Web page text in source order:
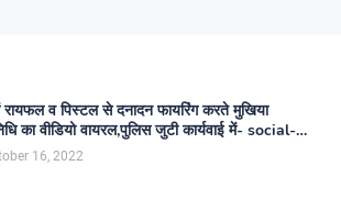
रायफल व पिस्टल से दनादन फायरिंग करते मुखिया
का वीडियो वायरल,पुलिस जुटी कार्यवाई में- social-
16, 2022